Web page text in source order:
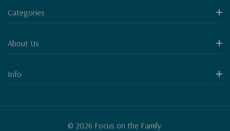
Categories
About Us
Info
© 2026 Focus on the Family.